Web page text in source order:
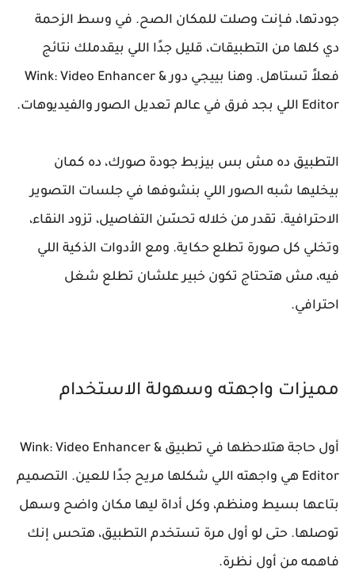
جودتها، فـإنت وصلت للمكان الصح. في وسط الزحمة
دي كلها من التطبيقات، قليل جدًا اللي بيقدملك نتائج
فعلاً تستاهل. وهنا بييجي دور Wink: Video Enhancer &
Editor اللي بجد فرق في عالم تعديل الصور والفيديوهات.
التطبيق ده مش بس بيزبط جودة صورك، ده كمان
بيخليها شبه الصور اللي بنشوفها في جلسات التصوير
الاحترافية. تقدر من خلاله تحسّن التفاصيل، تزود النقاء،
وتخلي كل صورة تطلع حكاية. ومع الأدوات الذكية اللي
فيه، مش هتحتاج تكون خبير علشان تطلع شغل
احترافي.
مميزات واجهته وسهولة الاستخدام
أول حاجة هتلاحظها في تطبيق Wink: Video Enhancer &
Editor هي واجهته اللي شكلها مريح جدًا للعين. التصميم
بتاعها بسيط ومنظم، وكل أداة ليها مكان واضح وسهل
توصلها. حتى لو أول مرة تستخدم التطبيق، هتحس إنك
فاهمه من أول نظرة.